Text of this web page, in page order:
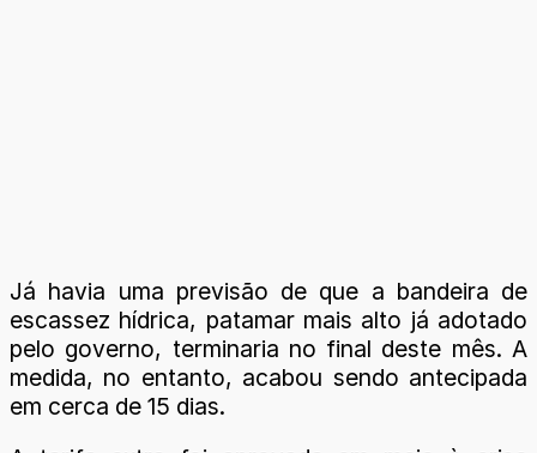
Já havia uma previsão de que a bandeira de
escassez hídrica, patamar mais alto já adotado
pelo governo, terminaria no final deste mês. A
medida, no entanto, acabou sendo antecipada
em cerca de 15 dias.